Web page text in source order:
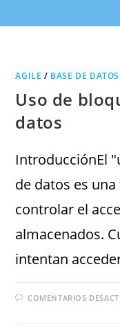
AGILE / BASE DE DATOS
Uso de
datos
IntroducciónEl
de datos es
controlar el
almacenados.
intentan
COMENTARIOS